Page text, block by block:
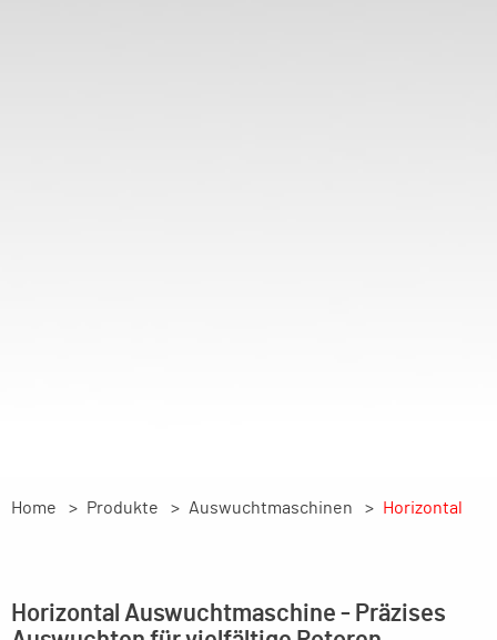
Home Produkte Auswuchtmaschinen Horizontal
Horizontal Auswuchtmaschine - Präzises